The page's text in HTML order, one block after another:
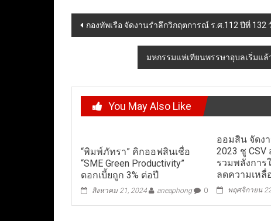
Post
navigation
กองทัพเรือ จัดงานรำลึกวิกฤตการณ์ ร.ศ.112 ปีที่ 132
มหกรรมแห่เทียนพรรษาอุบลเริ่มแล้
You May Also Like
“พิมพ์ภัทรา” คิกออฟสินเชื่อ
“SME Green Productivity”
ดอกเบี้ยถูก 3% ต่อปี
สิงหาคม 21, 2024 aneaphong 0
ออมสิน จัดงา
2023 ชู
รวมพลังกา
ลดความเหลื่
พฤศจิกายน